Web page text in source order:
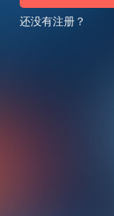
还没有注册？